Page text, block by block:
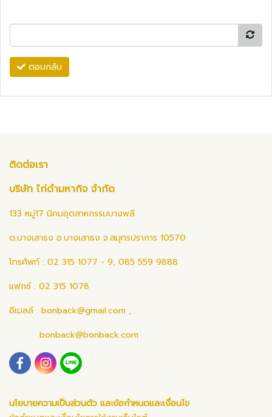
ตอบกลับ
ติดต่อเรา
บริษัท ไก่ดำมหากิจ จำกัด
133 หมู่17 นิคมอุตสาหกรรมบางพลี
ต.บางเสาธง อ.บางเสาธง จ.สมุทรปราการ 10570
โทรศัพท์ : 02 315 1077 - 9, 085 559 9888
แฟกซ์ : 02 315 1078
อีเมลล์ : bonback@gmail.com ,
bonback@bonback.com
นโยบายความเป็นส่วนตัว และข้อกำหนดและเงื่อนไข